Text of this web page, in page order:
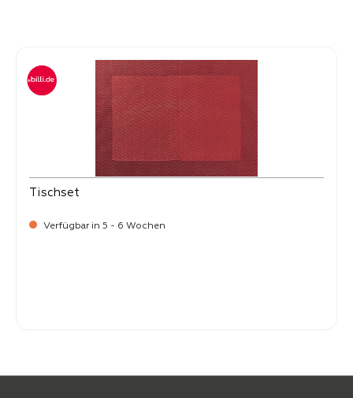
Tischset
Verfügbar in 5 - 6 Wochen